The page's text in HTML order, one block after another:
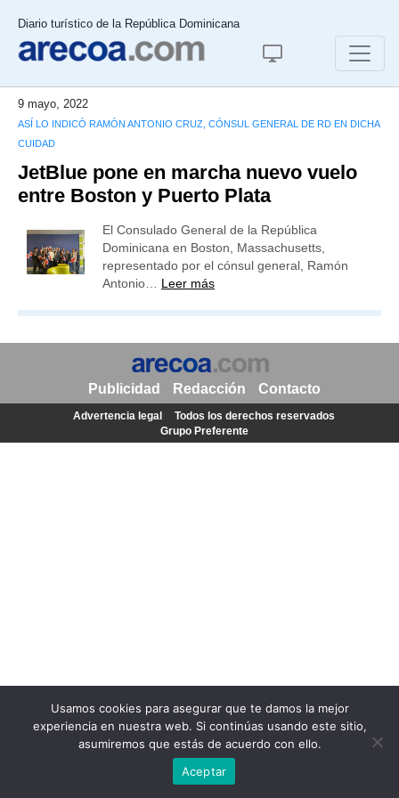
Diario turístico de la República Dominicana
9 mayo, 2022
ASÍ LO INDICÓ RAMÓN ANTONIO CRUZ, CÓNSUL GENERAL DE RD EN DICHA
CUIDAD
JetBlue pone en marcha nuevo vuelo
entre Boston y Puerto Plata
El Consulado General de la República
Dominicana en Boston, Massachusetts,
representado por el cónsul general, Ramón
Antonio… Leer más
Usamos cookies para asegurar que te damos la mejor
experiencia en nuestra web. Si continúas usando este sitio,
asumiremos que estás de acuerdo con ello.
Aceptar
Publicidad Redacción Contacto
Advertencia legal
Todos los derechos reservados
Grupo Preferente